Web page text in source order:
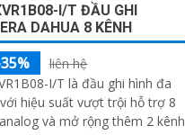
I/T ĐẦU GHI
DAHUA 8 KÊNH
liên hệ
I/T là đầu ghi hình đa
hiệu suất vượt trội hỗ trợ 8
và mở rộng thêm 2 kênh